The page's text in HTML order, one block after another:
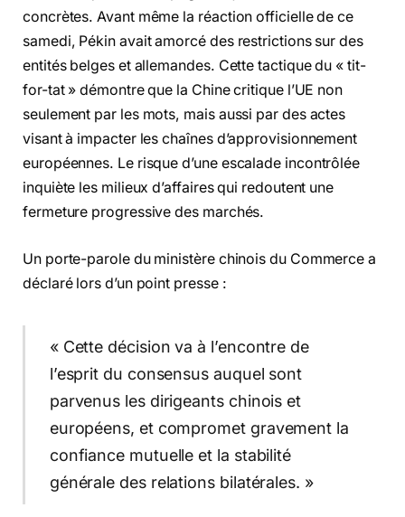
concrètes. Avant même la réaction officielle de ce
samedi, Pékin avait amorcé des restrictions sur des
entités belges et allemandes. Cette tactique du « tit-
for-tat » démontre que la Chine critique l’UE non
seulement par les mots, mais aussi par des actes
visant à impacter les chaînes d’approvisionnement
européennes. Le risque d’une escalade incontrôlée
inquiète les milieux d’affaires qui redoutent une
fermeture progressive des marchés.
Un porte-parole du ministère chinois du Commerce a
déclaré lors d’un point presse :
« Cette décision va à l’encontre de
l’esprit du consensus auquel sont
parvenus les dirigeants chinois et
européens, et compromet gravement la
confiance mutuelle et la stabilité
générale des relations bilatérales. »